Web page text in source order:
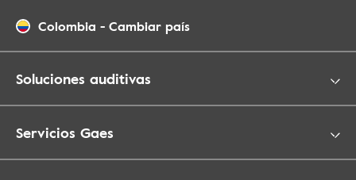
Colombia - Cambiar país
Soluciones auditivas
Servicios Gaes